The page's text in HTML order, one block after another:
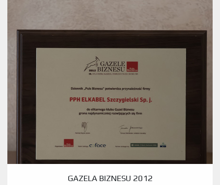
GAZELA BIZNESU 2012